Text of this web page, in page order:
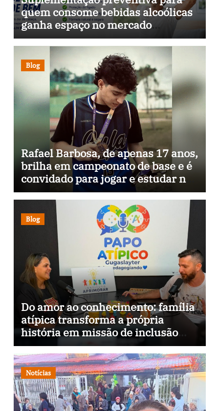
quem consome bebidas alcoólicas
ganha espaço no mercado
brasileiro
Blog
Rafael Barbosa, de apenas 17 anos,
brilha em campeonato de base e é
convidado para jogar e estudar na
Itália
Blog
Do amor ao conhecimento: família
atípica transforma a própria
história em missão de inclusão
através da psicopedagogia, podcast
e arte nas ruas
Notícias